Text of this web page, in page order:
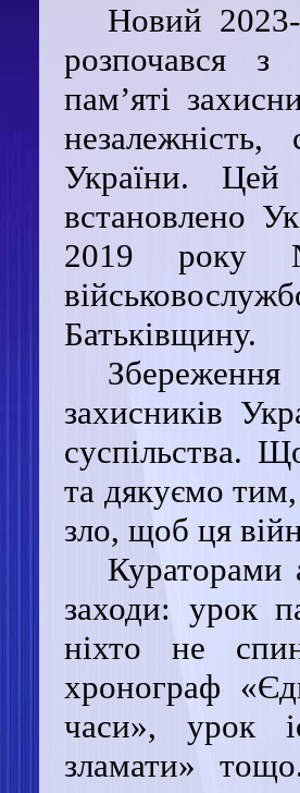
Новий
розпочався
пам’яті
незалежність,
України. Цей
встановлено
2019 року
Батьківщину.
захисників
суспільства.
та дякуємо
зло, щоб ця
Кураторами
заходи: урок
ніхто не
хронограф
часи», урок
зламати»